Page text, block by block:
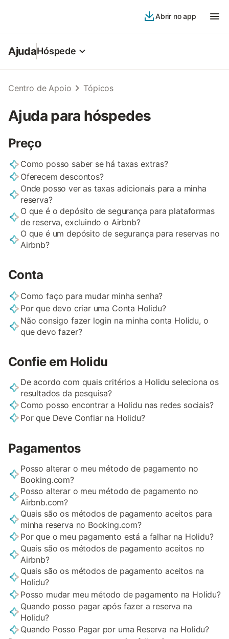
Abrir no app
AjudaHóspede
Centro de Apoio Tópicos
Ajuda para hóspedes
Preço
Como posso saber se há taxas extras?
Oferecem descontos?
Onde posso ver as taxas adicionais para a minha
reserva?
O que é o depósito de segurança para plataformas
de reserva, excluindo o Airbnb?
O que é um depósito de segurança para reservas no
Airbnb?
Conta
Como faço para mudar minha senha?
Por que devo criar uma Conta Holidu?
Não consigo fazer login na minha conta Holidu, o
que devo fazer?
Confie em Holidu
De acordo com quais critérios a Holidu seleciona os
resultados da pesquisa?
Como posso encontrar a Holidu nas redes sociais?
Por que Deve Confiar na Holidu?
Pagamentos
Posso alterar o meu método de pagamento no
Booking.com?
Posso alterar o meu método de pagamento no
Airbnb.com?
Quais são os métodos de pagamento aceitos para
minha reserva no Booking.com?
Por que o meu pagamento está a falhar na Holidu?
Quais são os métodos de pagamento aceitos no
Airbnb?
Quais são os métodos de pagamento aceitos na
Holidu?
Posso mudar meu método de pagamento na Holidu?
Quando posso pagar após fazer a reserva na
Holidu?
Quando Posso Pagar por uma Reserva na Holidu?